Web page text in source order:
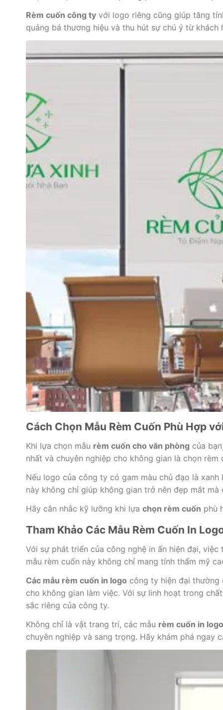
Rèm cuốn công tyvới logo riêng cũng giúp tăng
quảng bá thương hiệu và thu hút sự chú ý từ khách
Cách Chọn Mẫu Rèm Cuốn Phù Hợp
Khi lựa chọn mẫu rèm cuốn cho văn phòng của
nhất và chuyên nghiệp cho không gian là chọn
Nếu logo của công ty có gam màu chủ đạo là
này không chỉ giúp không gian trở nên đẹp mắt
Hãy cân nhắc kỹ lưỡng khi lựa chọn rèm cuốn phù
Tham Khảo Các Mẫu Rèm Cuốn In
Với sự phát triển của công nghệ in ấn hiện đại,
mẫu rèm cuốn này không chỉ mang tính thẩm mỹ
Các mẫu rèm cuốn in logo công ty hiện đại
cho không gian làm việc. Với sự linh hoạt trong
sắc riêng của công ty.
Không chỉ là vật trang trí, các mẫu rèm cuốn in logo
chuyên nghiệp và sang trọng. Hãy khám phá ngay